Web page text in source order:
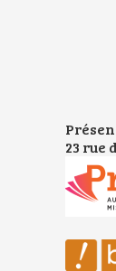
23 rue